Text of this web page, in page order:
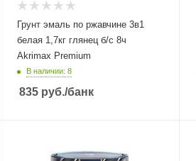
Грунт эмаль по ржавчине 3в1
белая 1,7кг глянец б/с 8ч
Akrimax Premium
В наличии: 8
835 руб./банк